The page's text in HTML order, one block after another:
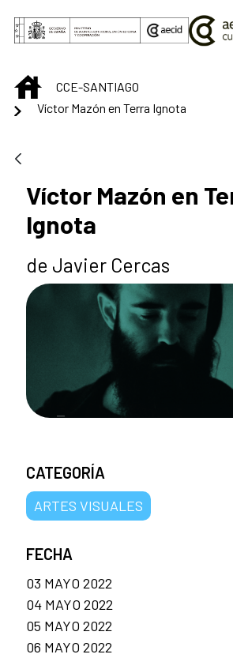
Saltar al contenido principal
INICIOCCE-SANTIAGO
Víctor Mazón en Terra Ignota
Víctor Mazón en
Ignota
de Javier Cercas
CATEGORÍA
ARTES VISUALES
FECHA
03 MAYO 2022
04 MAYO 2022
05 MAYO 2022
06 MAYO 2022